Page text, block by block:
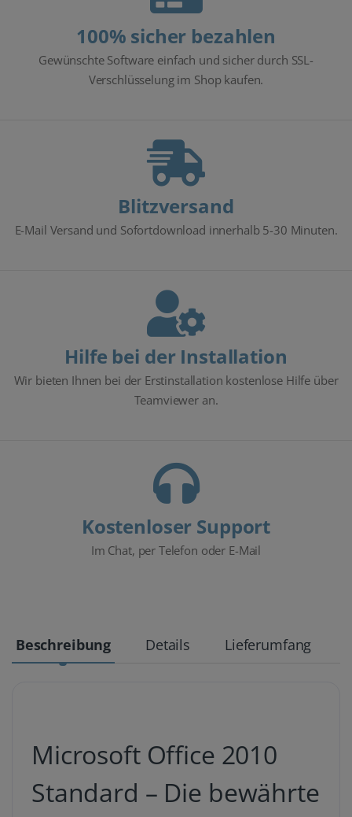
100% sicher bezahlen
Gewünschte Software einfach und sicher durch SSL-
Verschlüsselung im Shop kaufen.
Blitzversand
E-Mail Versand und Sofortdownload innerhalb 5-30 Minuten.
Hilfe bei der Installation
Wir bieten Ihnen bei der Erstinstallation kostenlose Hilfe über
Teamviewer an.
Kostenloser Support
Im Chat, per Telefon oder E-Mail
Beschreibung Details Lieferumfang
Microsoft Office 2010
Standard – Die bewährte